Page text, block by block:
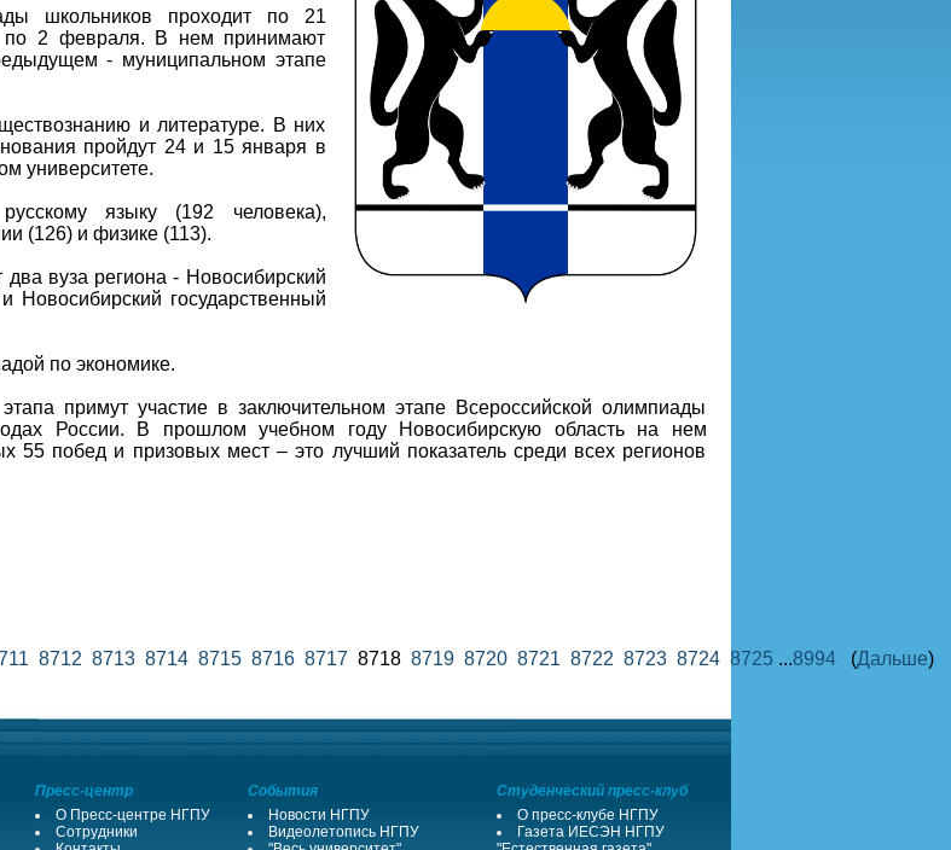
школьников проходит по 21
по 2 февр​аля. В нем принимают
- муниципальном этапе
и литературе. В них
пройдут 24 и 15 января в
университете.
языку (192 человека),
(126) и физике (113).
вуза региона - Новосибирский
Новосибирский государственный
по экономике.
примут участие в заключительном этапе Всероссийской олимпиады
России. В прошлом учебном году Новосибирскую область на нем
55 побед и призовых мест – это лучший показатель среди всех регионов
8712 8713 8714 8715 8716 8717 8718 8719 8720 8721 8722 8723 8724 8725 ...8994(Дальше)
Пресс-центр События
Студенческий пресс-клуб
О Пресс-центре НГПУ
Сотрудники
Новости НГПУ
Видеолетопись НГПУ
О пресс-клубе НГПУ
Газета ИЕСЭН НГПУ